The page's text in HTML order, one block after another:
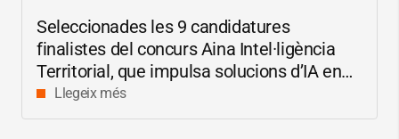
Seleccionades les 9 candidatures
finalistes del concurs Aina Intel·ligència
Territorial, que impulsa solucions d’IA en
català per reduir les bretxes socials i
digitals
Llegeix més